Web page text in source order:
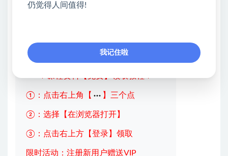
│01.SEO运营常备工具包.mp4
01.SEO商业模式【圈、用、租、售】.mp4
①：点击右上角【 】三个点
②：选择【在浏览器打开】
③：点击右上方【登录】领取
限时活动：注册新用户赠送VIP
仍觉得人间值得!
我记住啦